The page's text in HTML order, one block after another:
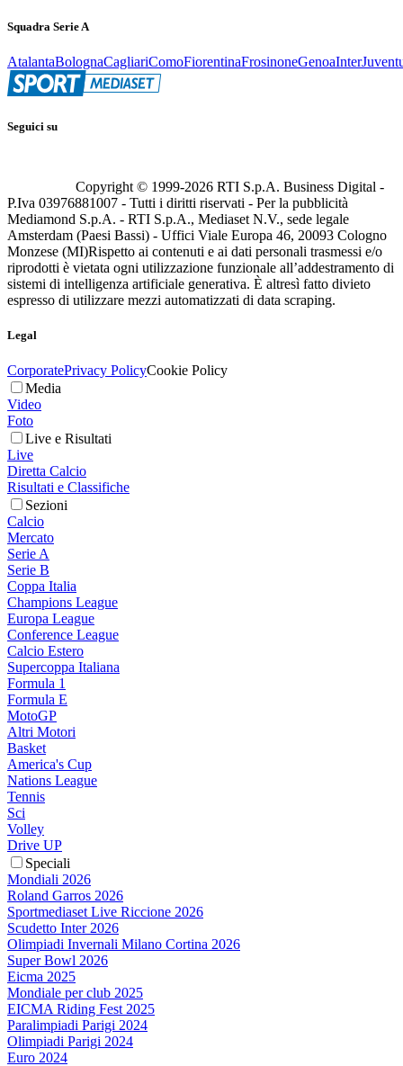
Squadra Serie A
AtalantaBolognaCagliariComoFiorentinaFrosinoneGenoaInter
Seguici su
Copyright © 1999-2026 RTI S.p.A. Business Digital -
P.Iva 03976881007 - Tutti i diritti riservati - Per la pubblicità
Mediamond S.p.A. - RTI S.p.A., Mediaset N.V., sede legale
Amsterdam (Paesi Bassi) - Uffici Viale Europa 46, 20093 Cologno
Monzese (MI)Rispetto ai contenuti e ai dati personali trasmessi e/o
riprodotti è vietata ogni utilizzazione funzionale all’addestramento di
sistemi di intelligenza artificiale generativa. È altresì fatto divieto
espresso di utilizzare mezzi automatizzati di data scraping.
Legal
CorporatePrivacy PolicyCookie Policy
Media
Video
Foto
Live e Risultati
Live
Diretta Calcio
Risultati e Classifiche
Sezioni
Calcio
Mercato
Serie A
Serie B
Coppa Italia
Champions League
Europa League
Conference League
Calcio Estero
Supercoppa Italiana
Formula 1
Formula E
MotoGP
Altri Motori
Basket
America's Cup
Nations League
Tennis
Sci
Volley
Drive UP
Speciali
Mondiali 2026
Roland Garros 2026
Sportmediaset Live Riccione 2026
Scudetto Inter 2026
Olimpiadi Invernali Milano Cortina 2026
Super Bowl 2026
Eicma 2025
Mondiale per club 2025
EICMA Riding Fest 2025
Paralimpiadi Parigi 2024
Olimpiadi Parigi 2024
Euro 2024